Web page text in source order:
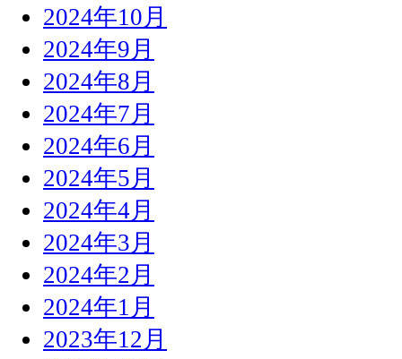
2024年10月
2024年9月
2024年8月
2024年7月
2024年6月
2024年5月
2024年4月
2024年3月
2024年2月
2024年1月
2023年12月